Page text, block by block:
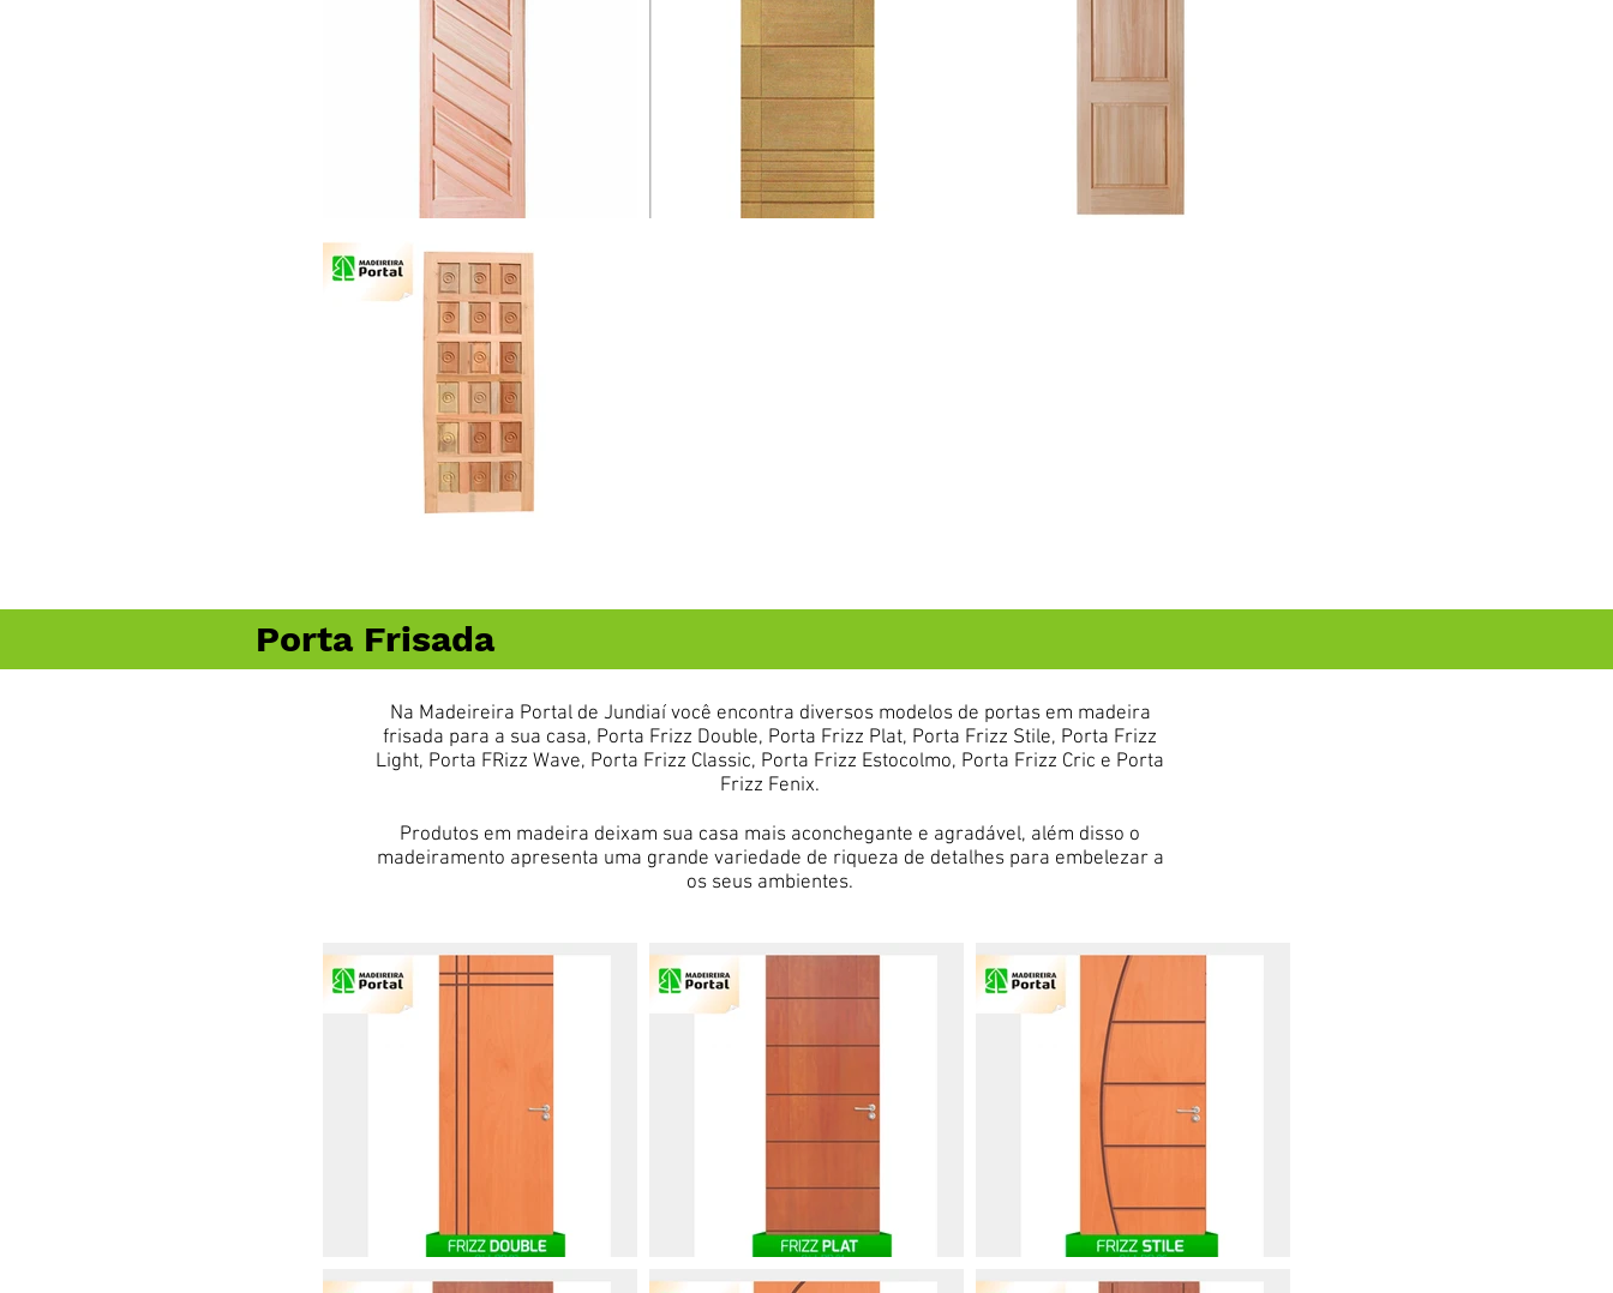
Porta Frisada
Na Madeireira Portal de Jundiaí você encontra diversos modelos de portas em madeira
frisada para a sua casa, Porta Frizz Double, Porta Frizz Plat, Porta Frizz Stile, Porta Frizz
Light, Porta FRizz Wave, Porta Frizz Classic, Porta Frizz Estocolmo, Porta Frizz Cric e Porta
Frizz Fenix.
Produtos em madeira deixam sua casa mais aconchegante e agradável, além disso o
madeiramento apresenta uma grande variedade de riqueza de detalhes para embelezar a
os seus ambientes.